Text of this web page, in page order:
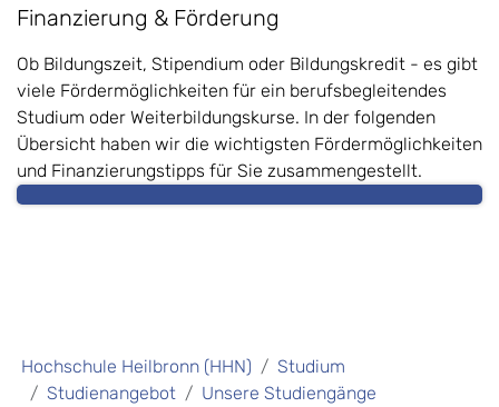
Finanzierung & Förderung
Ob Bildungszeit, Stipendium oder Bildungskredit - es gibt
viele Fördermöglichkeiten für ein berufsbegleitendes
Studium oder Weiterbildungskurse. In der folgenden
Übersicht haben wir die wichtigsten Fördermöglichkeiten
und Finanzierungstipps für Sie zusammengestellt.
Hochschule Heilbronn (HHN)
Studium
Studienangebot
Unsere Studiengänge